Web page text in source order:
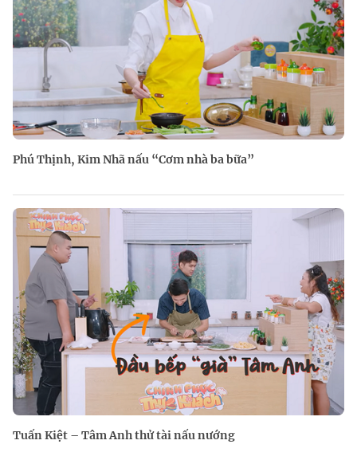
Phú Thịnh, Kim Nhã nấu “Cơm nhà ba bữa”
Tuấn Kiệt – Tâm Anh thử tài nấu nướng